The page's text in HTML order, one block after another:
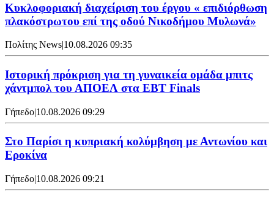
Κυκλοφοριακή διαχείριση του έργου « επιδιόρθωση
πλακόστρωτου επί της οδού Νικοδήμου Μυλωνά»
Πολίτης News|10.08.2026 09:35
Ιστορική πρόκριση για τη γυναικεία ομάδα μπιτς
χάντμπολ του ΑΠΟΕΛ στα EBT Finals
Γήπεδο|10.08.2026 09:29
Στο Παρίσι η κυπριακή κολύμβηση με Αντωνίου και
Εροκίνα
Γήπεδο|10.08.2026 09:21